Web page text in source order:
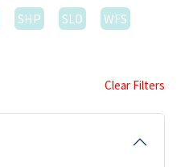
SHP SLD
WFS
Clear Filters